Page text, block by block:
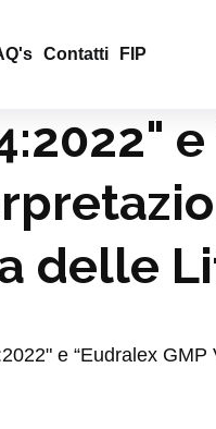
Contatti FIP
delle
e “Eudralex